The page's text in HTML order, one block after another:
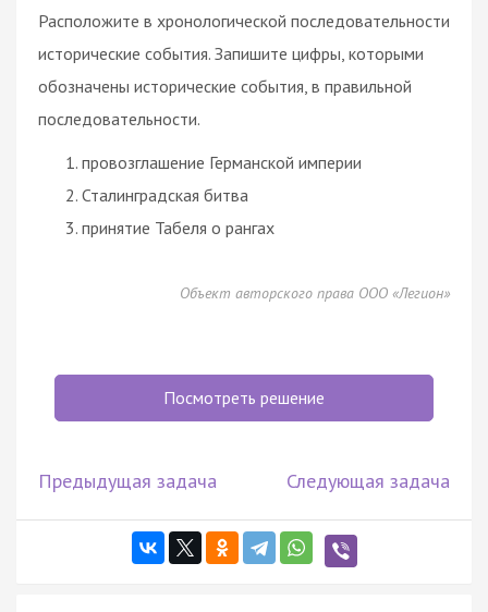
Расположите в хронологической последовательности
исторические события. Запишите цифры, которыми
обозначены исторические события, в правильной
последовательности.
провозглашение Германской империи
Сталинградская битва
принятие Табеля о рангах
Объект авторского права ООО «Легион»
Посмотреть решение
Предыдущая задача Следующая задача